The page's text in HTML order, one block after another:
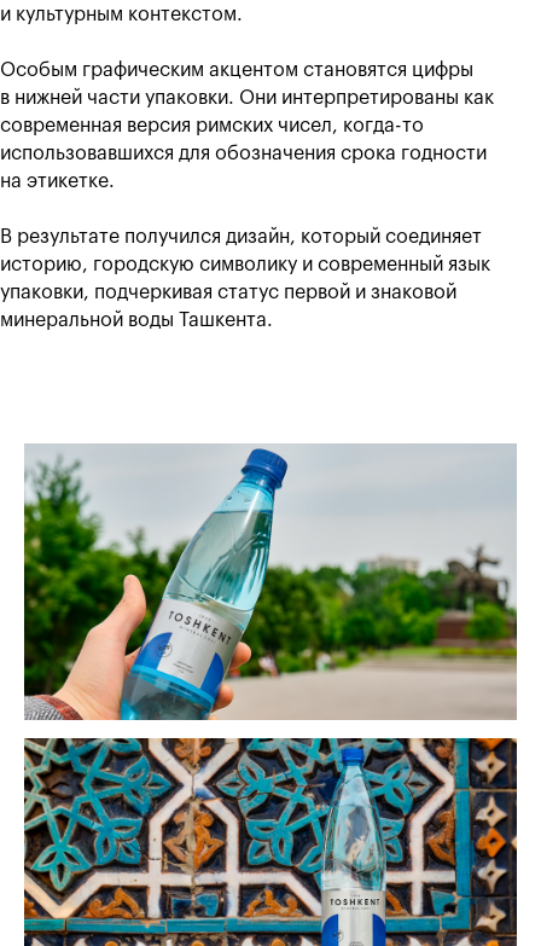
и культурным контекстом.
Особым графическим акцентом становятся цифры
в нижней части упаковки. Они интерпретированы как
современная версия римских чисел, когда-то
использовавшихся для обозначения срока годности
на этикетке.
В результате получился дизайн, который соединяет
историю, городскую символику и современный язык
упаковки, подчеркивая статус первой и знаковой
минеральной воды Ташкента.